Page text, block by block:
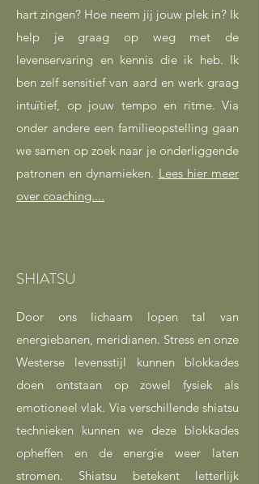
hart zingen? Hoe neem jij jouw plek in? Ik
help je graag op weg met de
levenservaring en kennis die ik heb. Ik
ben zelf sensitief van aard en werk graag
intuïtief, op jouw tempo en ritme. Via
onder andere een familieopstelling gaan
we samen op zoek naar je onderliggende
patronen en dynamieken. Lees hier meer
over coaching....
SHIATSU
Door ons lichaam lopen tal van
energiebanen, meridianen. Stress en onze
Westerse levensstijl kunnen blokkades
doen ontstaan op zowel fysiek als
emotioneel vlak. Via verschillende shiatsu
technieken kunnen we deze blokkades
opheffen en de energie weer laten
stromen. Shiatsu betekent letterlijk